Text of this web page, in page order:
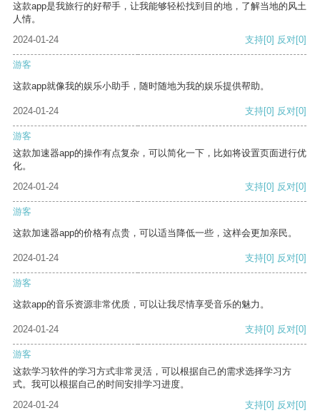
这款app是我旅行的好帮手，让我能够轻松找到目的地，了解当地的风土
人情。
2024-01-24
支持[0] 反对[0]
游客
这款app就像我的娱乐小助手，随时随地为我的娱乐提供帮助。
2024-01-24 支持[0] 反对[0]
游客
这款加速器app的操作有点复杂，可以简化一下，比如将设置页面进行优
化。
2024-01-24
支持[0] 反对[0]
游客
这款加速器app的价格有点贵，可以适当降低一些，这样会更加亲民。
2024-01-24 支持[0] 反对[0]
游客
这款app的音乐资源非常优质，可以让我尽情享受音乐的魅力。
2024-01-24 支持[0] 反对[0]
游客
这款学习软件的学习方式非常灵活，可以根据自己的需求选择学习方
式。我可以根据自己的时间安排学习进度。
2024-01-24
支持[0] 反对[0]